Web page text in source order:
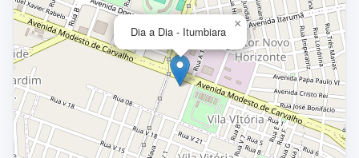
Dia a Dia - Itumbiara
×